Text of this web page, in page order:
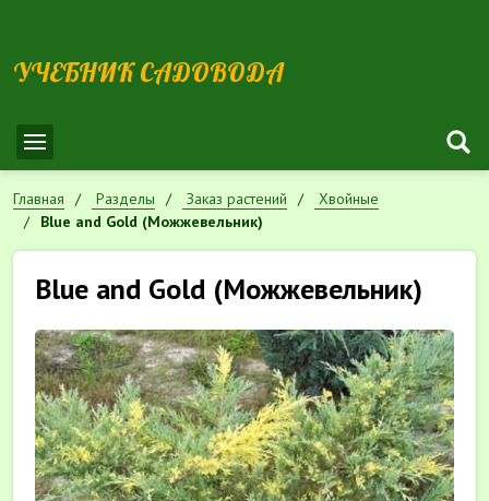
УЧЕБНИК САДОВОДА
Главная Разделы Заказ растений
Хвойные
Blue and Gold (Можжевельник)
Blue and Gold (Можжевельник)